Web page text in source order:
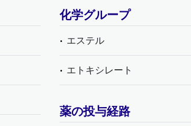
化学グループ
エステル
エトキシレート
薬の投与経路